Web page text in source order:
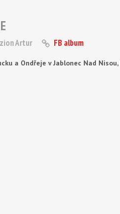
Artur FB album
a Ondřeje v Jablonec Nad Nisou,